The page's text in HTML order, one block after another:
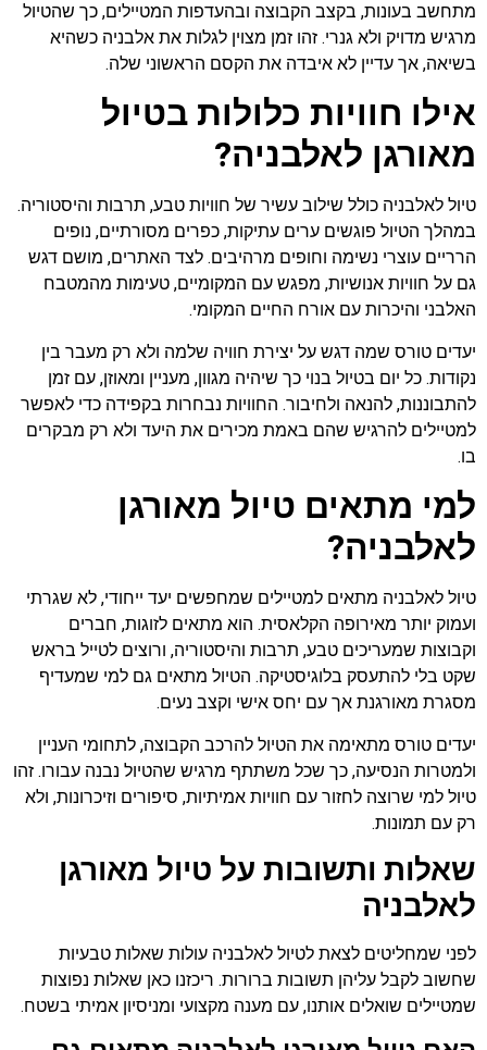
מתחשב בעונות, בקצב הקבוצה ובהעדפות המטיילים, כך שהטיול
מרגיש מדויק ולא גנרי. זהו זמן מצוין לגלות את אלבניה כשהיא
בשיאה, אך עדיין לא איבדה את הקסם הראשוני שלה.
אילו חוויות כלולות בטיול
מאורגן לאלבניה?
טיול לאלבניה כולל שילוב עשיר של חוויות טבע, תרבות והיסטוריה.
במהלך הטיול פוגשים ערים עתיקות, כפרים מסורתיים, נופים
הרריים עוצרי נשימה וחופים מרהיבים. לצד האתרים, מושם דגש
גם על חוויות אנושיות, מפגש עם המקומיים, טעימות מהמטבח
האלבני והיכרות עם אורח החיים המקומי.
יעדים טורס שמה דגש על יצירת חוויה שלמה ולא רק מעבר בין
נקודות. כל יום בטיול בנוי כך שיהיה מגוון, מעניין ומאוזן, עם זמן
להתבוננות, להנאה ולחיבור. החוויות נבחרות בקפידה כדי לאפשר
למטיילים להרגיש שהם באמת מכירים את היעד ולא רק מבקרים
בו.
למי מתאים טיול מאורגן
לאלבניה?
טיול לאלבניה מתאים למטיילים שמחפשים יעד ייחודי, לא שגרתי
ועמוק יותר מאירופה הקלאסית. הוא מתאים לזוגות, חברים
וקבוצות שמעריכים טבע, תרבות והיסטוריה, ורוצים לטייל בראש
שקט בלי להתעסק בלוגיסטיקה. הטיול מתאים גם למי שמעדיף
מסגרת מאורגנת אך עם יחס אישי וקצב נעים.
יעדים טורס מתאימה את הטיול להרכב הקבוצה, לתחומי העניין
ולמטרות הנסיעה, כך שכל משתתף מרגיש שהטיול נבנה עבורו. זהו
טיול למי שרוצה לחזור עם חוויות אמיתיות, סיפורים וזיכרונות, ולא
רק עם תמונות.
שאלות ותשובות על טיול מאורגן
לאלבניה
לפני שמחליטים לצאת לטיול לאלבניה עולות שאלות טבעיות
שחשוב לקבל עליהן תשובות ברורות. ריכזנו כאן שאלות נפוצות
שמטיילים שואלים אותנו, עם מענה מקצועי ומניסיון אמיתי בשטח.